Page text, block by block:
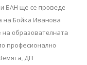
БАН ще се проведе
на Бойка Иванова
образователната
професионално
ДП